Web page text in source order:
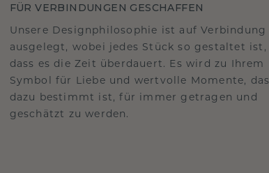
FÜR VERBINDUNGEN GESCHAFFEN
Unsere Designphilosophie ist auf Verbindung
ausgelegt, wobei jedes Stück so gestaltet ist,
dass es die Zeit überdauert. Es wird zu Ihrem
Symbol für Liebe und wertvolle Momente, das
dazu bestimmt ist, für immer getragen und
geschätzt zu werden.